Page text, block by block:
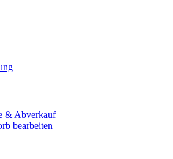
& Abverkauf
bearbeiten